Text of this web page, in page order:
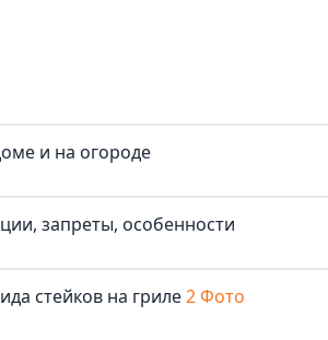
и на огороде
запреты, особенности
стейков на гриле2 Фото